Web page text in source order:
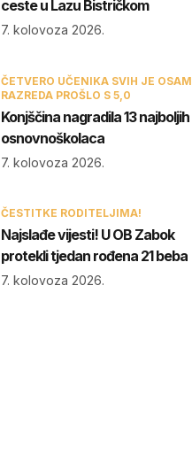
ceste u Lazu Bistričkom
7. kolovoza 2026.
ČETVERO UČENIKA SVIH JE OSAM
RAZREDA PROŠLO S 5,0
Konjščina nagradila 13 najboljih
osnovnoškolaca
7. kolovoza 2026.
ČESTITKE RODITELJIMA!
Najslađe vijesti! U OB Zabok
protekli tjedan rođena 21 beba
7. kolovoza 2026.